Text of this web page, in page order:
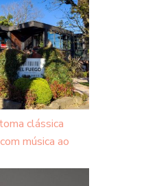
clássica
música ao